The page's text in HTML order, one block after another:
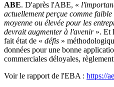
ABE. D'après l'ABE, «
actuellement perçue comme
moyenne ou élevée pour les
devrait augmenter à l'avenir ». Et
fait état de « défis »
données pour une bonne
commerciales déloyales,
Voir le rapport de l'EBA : https://